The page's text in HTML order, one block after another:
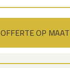
OFFERTE OP MAAT